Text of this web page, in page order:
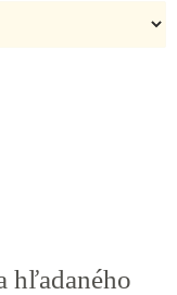
hľadaného